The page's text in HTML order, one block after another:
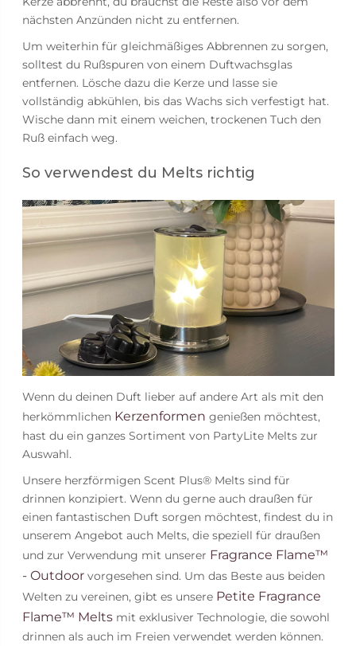
nächsten Anzünden nicht zu entfernen.
Um weiterhin für gleichmäßiges Abbrennen zu sorgen,
solltest du Rußspuren von einem Duftwachsglas
entfernen. Lösche dazu die Kerze und lasse sie
vollständig abkühlen, bis das Wachs sich verfestigt hat.
Wische dann mit einem weichen, trockenen Tuch den
Ruß einfach weg.
So verwendest du Melts richtig
Wenn du deinen Duft lieber auf andere Art als mit den
herkömmlichen Kerzenformen genießen möchtest,
hast du ein ganzes Sortiment von PartyLite Melts zur
Auswahl.
Unsere herzförmigen Scent Plus® Melts sind für
drinnen konzipiert. Wenn du gerne auch draußen für
einen fantastischen Duft sorgen möchtest, findest du in
unserem Angebot auch Melts, die speziell für draußen
und zur Verwendung mit unserer Fragrance Flame™
- Outdoor vorgesehen sind. Um das Beste aus beiden
Welten zu vereinen, gibt es unsere Petite Fragrance
Flame™ Melts mit exklusiver Technologie, die sowohl
drinnen als auch im Freien verwendet werden können.